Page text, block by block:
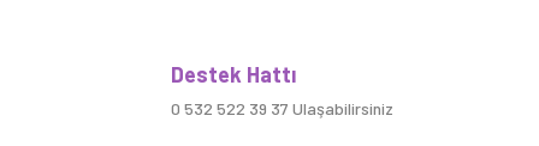
Destek Hattı
0 532 522 39 37 Ulaşabilirsiniz